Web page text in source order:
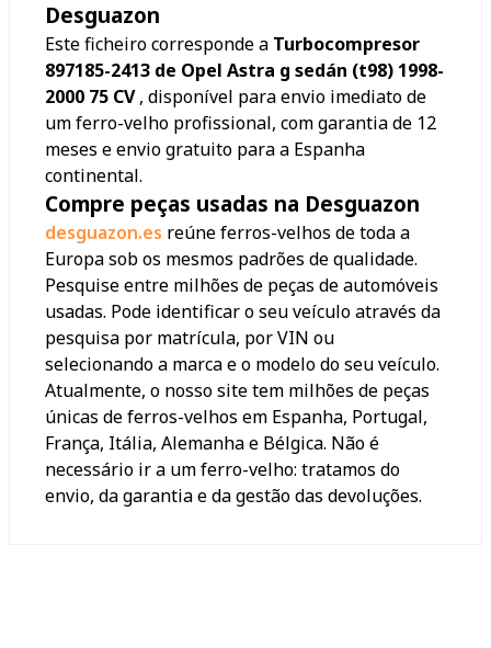
Desguazon
Este ficheiro corresponde a Turbocompresor
897185-2413 de Opel Astra g sedán (t98) 1998-
2000 75 CV, disponível para envio imediato de
um ferro-velho profissional, com garantia de 12
meses e envio gratuito para a Espanha
continental.
Compre peças usadas na Desguazon
desguazon.es reúne ferros-velhos de toda a
Europa sob os mesmos padrões de qualidade.
Pesquise entre milhões de peças de automóveis
usadas. Pode identificar o seu veículo através da
pesquisa por matrícula, por VIN ou
selecionando a marca e o modelo do seu veículo.
Atualmente, o nosso site tem milhões de peças
únicas de ferros-velhos em Espanha, Portugal,
França, Itália, Alemanha e Bélgica. Não é
necessário ir a um ferro-velho: tratamos do
envio, da garantia e da gestão das devoluções.